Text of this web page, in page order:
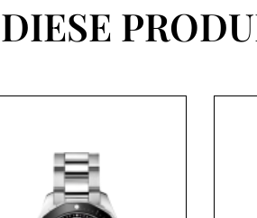
DIESE